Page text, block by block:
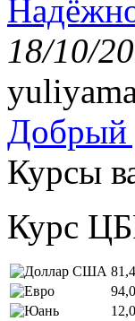
18/10/
Добрый
Курсы
Курс